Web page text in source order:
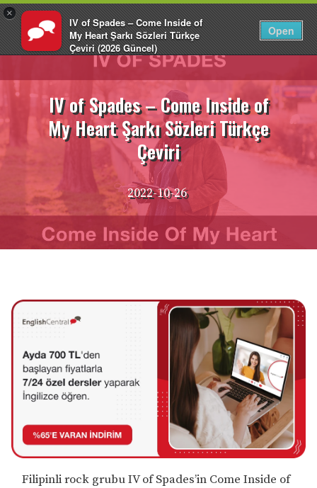
×
IV of Spades – Come Inside of
My Heart Şarkı Sözleri Türkçe
Çeviri (2026 Güncel)
EnglishCentral
Open
Giriş Yap TR
İçeriğe
IV of Spades – Come Inside of
My Heart Şarkı Sözleri Türkçe
Çeviri
2022-10-26
Filipinli rock grubu IV of Spades’in Come Inside of